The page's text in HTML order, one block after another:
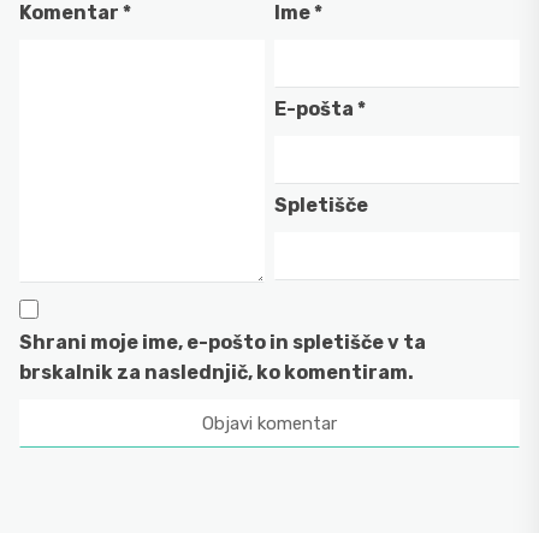
Komentar * Ime*
E-pošta*
Spletišče
Shrani moje ime, e-pošto in spletišče v ta
brskalnik za naslednjič, ko komentiram.